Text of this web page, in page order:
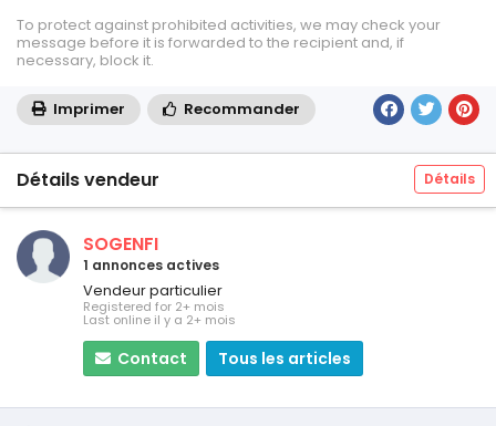
To protect against prohibited activities, we may check your
message before it is forwarded to the recipient and, if
necessary, block it.
Imprimer Recommander
Détails vendeur Détails
SOGENFI
1 annonces actives
Vendeur particulier
Registered for 2+ mois
Last online il y a 2+ mois
Contact Tous les articles